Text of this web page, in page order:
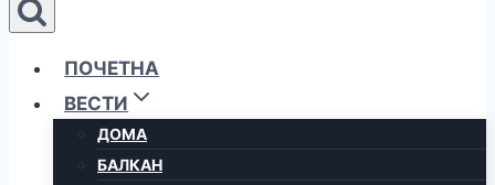
ПОЧЕТНА
ВЕСТИ
ДОМА
БАЛКАН